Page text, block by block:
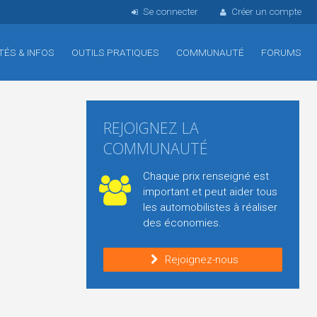
Se connecter Créer un compte
& INFOS OUTILS PRATIQUES COMMUNAUTÉ FORUMS
REJOIGNEZ LA
COMMUNAUTÉ
Chaque prix renseigné est
important et peut aider tous
les automobilistes à réaliser
des économies.
Rejoignez-nous